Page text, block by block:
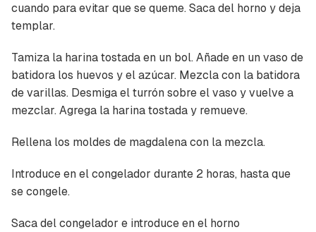
cuando para evitar que se queme. Saca del horno y deja
templar.
Tamiza la harina tostada en un bol. Añade en un vaso de
batidora los huevos y el azúcar. Mezcla con la batidora
de varillas. Desmiga el turrón sobre el vaso y vuelve a
mezclar. Agrega la harina tostada y remueve.
Rellena los moldes de magdalena con la mezcla.
Introduce en el congelador durante 2 horas, hasta que
se congele.
Saca del congelador e introduce en el horno